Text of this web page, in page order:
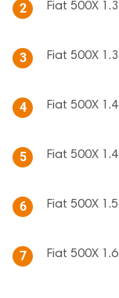
2 Fiat 500X
3 Fiat 500X
4 Fiat 500X
5 Fiat 500X
6 Fiat 500X
7 Fiat 500X